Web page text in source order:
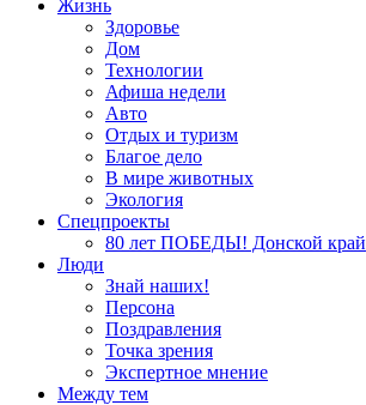
Жизнь
Здоровье
Дом
Технологии
Афиша недели
Авто
Отдых и туризм
Благое дело
В мире животных
Экология
Спецпроекты
80 лет ПОБЕДЫ! Донской край
Люди
Знай наших!
Персона
Поздравления
Точка зрения
Экспертное мнение
Между тем